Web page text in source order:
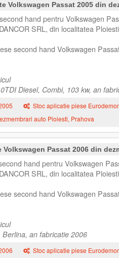
Volkswagen Passat 2005 din
hand pentru Volkswagen
SRL, din localitatea
second hand Volkswagen
Diesel, Combi, 103 kw, an
Stoc aplicatie piese
auto Ploiesti, Prahova
Volkswagen Passat 2006 din
hand pentru Volkswagen
SRL, din localitatea
second hand Volkswagen
Berlina, an fabricatie 2006
Stoc aplicatie piese